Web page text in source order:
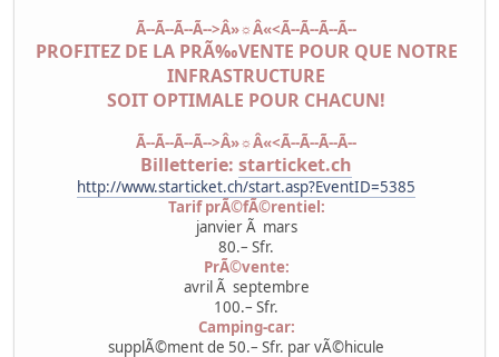
Ã--Ã--Ã--Ã-->Â»☼Â«<Ã--Ã--Ã--Ã--
PROFITEZ DE LA PRÃ‰VENTE POUR QUE NOTRE
INFRASTRUCTURE
SOIT OPTIMALE POUR CHACUN!
Ã--Ã--Ã--Ã-->Â»☼Â«<Ã--Ã--Ã--Ã--
Billetterie: starticket.ch
http://www.starticket.ch/start.asp?EventID=5385
Tarif prÃ©fÃ©rentiel:
janvier Ã mars
80.– Sfr.
PrÃ©vente:
avril Ã septembre
100.– Sfr.
Camping-car:
supplÃ©ment de 50.– Sfr. par vÃ©hicule